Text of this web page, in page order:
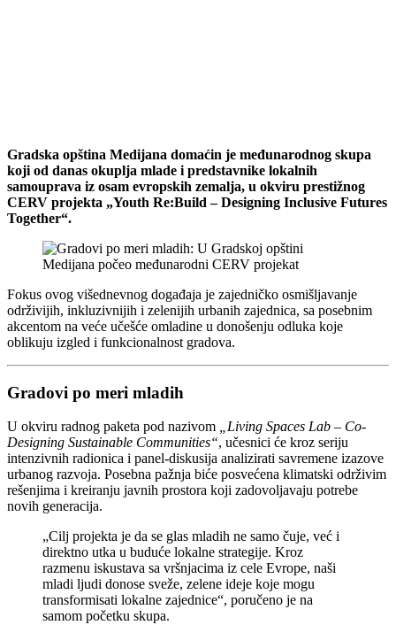
Gradska opština Medijana domaćin je međunarodnog skupa
koji od danas okuplja mlade i predstavnike lokalnih
samouprava iz osam evropskih zemalja, u okviru prestižnog
CERV projekta „Youth Re:Build – Designing Inclusive Futures
Together“.
Fokus ovog višednevnog događaja je zajedničko osmišljavanje
održivijih, inkluzivnijih i zelenijih urbanih zajednica, sa posebnim
akcentom na veće učešće omladine u donošenju odluka koje
oblikuju izgled i funkcionalnost gradova.
Gradovi po meri mladih
U okviru radnog paketa pod nazivom
„Living Spaces Lab – Co-
Designing Sustainable Communities“, učesnici će kroz seriju
intenzivnih radionica i panel-diskusija analizirati savremene izazove
urbanog razvoja. Posebna pažnja biće posvećena klimatski održivim
rešenjima i kreiranju javnih prostora koji zadovoljavaju potrebe
novih generacija.
„Cilj projekta je da se glas mladih ne samo čuje, već i
direktno utka u buduće lokalne strategije. Kroz
razmenu iskustava sa vršnjacima iz cele Evrope, naši
mladi ljudi donose sveže, zelene ideje koje mogu
transformisati lokalne zajednice“, poručeno je na
samom početku skupa.